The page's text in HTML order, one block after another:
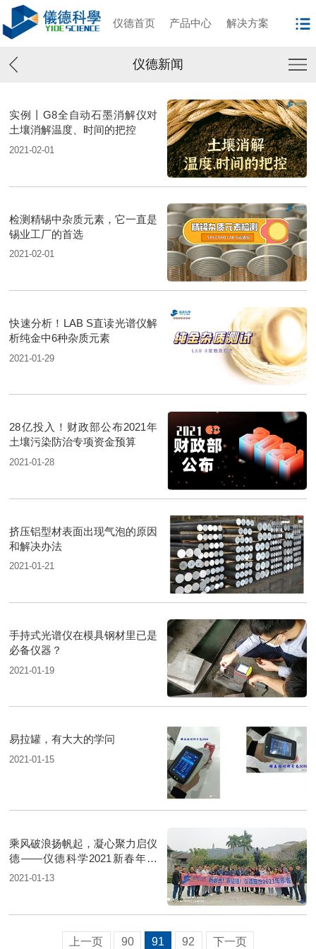
仪德首页 产品中心 解决方案
仪德新闻
实例丨G8全自动石墨消解仪对
土壤消解温度、时间的把控
2021-02-01
检测精锡中杂质元素，它一直是
锡业工厂的首选
2021-02-01
快速分析！LAB S直读光谱仪解
析纯金中6种杂质元素
2021-01-29
28亿投入！财政部公布2021年
土壤污染防治专项资金预算
2021-01-28
挤压铝型材表面出现气泡的原因
和解决办法
2021-01-21
手持式光谱仪在模具钢材里已是
必备仪器？
2021-01-19
易拉罐，有大大的学问
2021-01-15
乘风破浪扬帆起，凝心聚力启仪
德——仪德科学2021新春年会
圆满举行
2021-01-13
上一页 90 91 92 下一页